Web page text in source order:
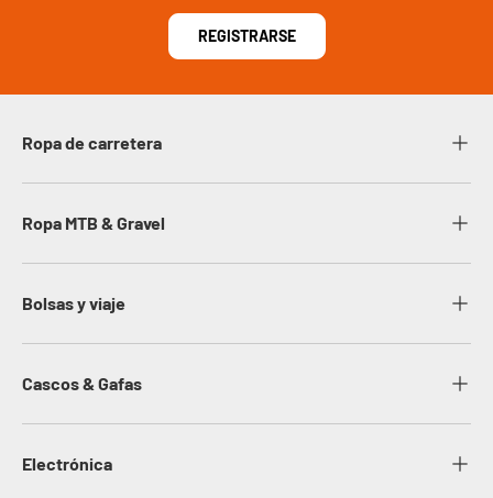
REGISTRARSE
Ropa de carretera
Ropa MTB & Gravel
Bolsas y viaje
Cascos & Gafas
Electrónica